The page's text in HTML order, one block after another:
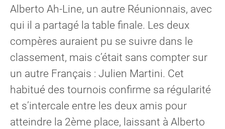
Alberto Ah-Line, un autre Réunionnais, avec
qui il a partagé la table finale. Les deux
compères auraient pu se suivre dans le
classement, mais c’était sans compter sur
un autre Français : Julien Martini. Cet
habitué des tournois confirme sa régularité
et s’intercale entre les deux amis pour
atteindre la 2ème place, laissant à Alberto